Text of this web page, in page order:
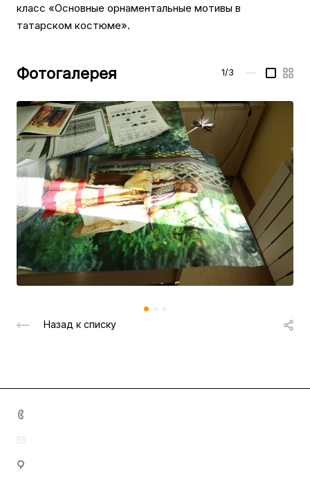
класс «Основные орнаментальные мотивы в
татарском костюме».
Фотогалерея 1/3 —
Назад к списку